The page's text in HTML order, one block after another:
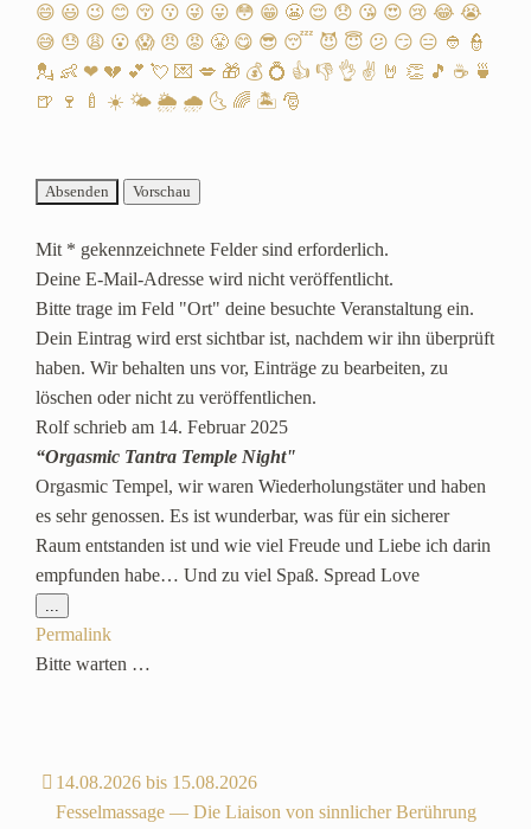
😄 😃 😉 😊 😚 😗 😜 😛 😳 😁 😬 😌 😞 😘 😍 😢 😂 😭
😅 😓 😩 😮 😱 😠 😡 😤 😋 😎 😴 😈 😇 😕 😏 😑 👲 👮
💂 👶 ❤ 💔 💕 💘 💌 💋 🎁 💰 💍 👍 👎 👌 ✌️ 🤘 👏 🎵 ☕️ 🍵
🍺
🍷 🍼 ☀️ 🌤 🌦 🌧 🌜 🌈 🏝 🎅
Mit * gekennzeichnete Felder sind erforderlich.
Deine E-Mail-Adresse wird nicht veröffentlicht.
Bitte trage im Feld "Ort" deine besuchte Veranstaltung ein.
Dein Eintrag wird erst sichtbar ist, nachdem wir ihn überprüft
haben. Wir behalten uns vor, Einträge zu bearbeiten, zu
löschen oder nicht zu veröffentlichen.
Rolfschrieb am14. Februar 2025
“Orgasmic Tantra Temple Night"
Orgasmic Tempel, wir waren Wiederholungstäter und haben
es sehr genossen. Es ist wunderbar, was für ein sicherer
Raum entstanden ist und wie viel Freude und Liebe ich darin
empfunden habe… Und zu viel Spaß. Spread Love
...
Metabox
ein-/ausblenden.
Permalink
Bitte warten …
14.08.2026 bis 15.08.2026
Fesselmassage — Die Liaison von sinnlicher Berührung